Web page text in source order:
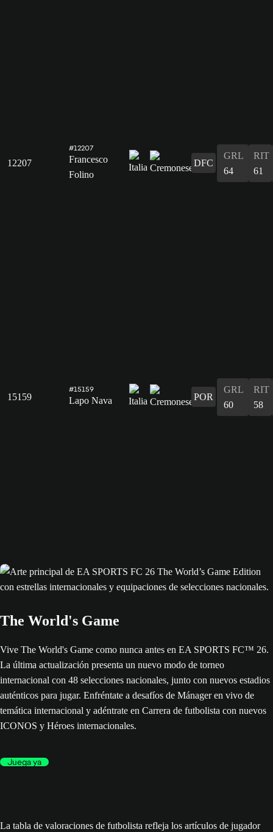
12207
#12207
Francesco
Folino
DFC
GRL
64
RIT
61
15159
#15159
Lapo Nava POR
GRL
60
RIT
58
The World's Game
Vive The World's Game como nunca antes en EA SPORTS FC™ 26.
La última actualización presenta un nuevo modo de torneo
internacional con 48 selecciones nacionales, junto con nuevos estadios
auténticos para jugar. Enfréntate a desafíos de Mánager en vivo de
temática internacional y adéntrate en Carrera de futbolista con nuevos
ICONOS y Héroes internacionales.
Juega ya
La tabla de valoraciones de futbolista refleja los artículos de jugador